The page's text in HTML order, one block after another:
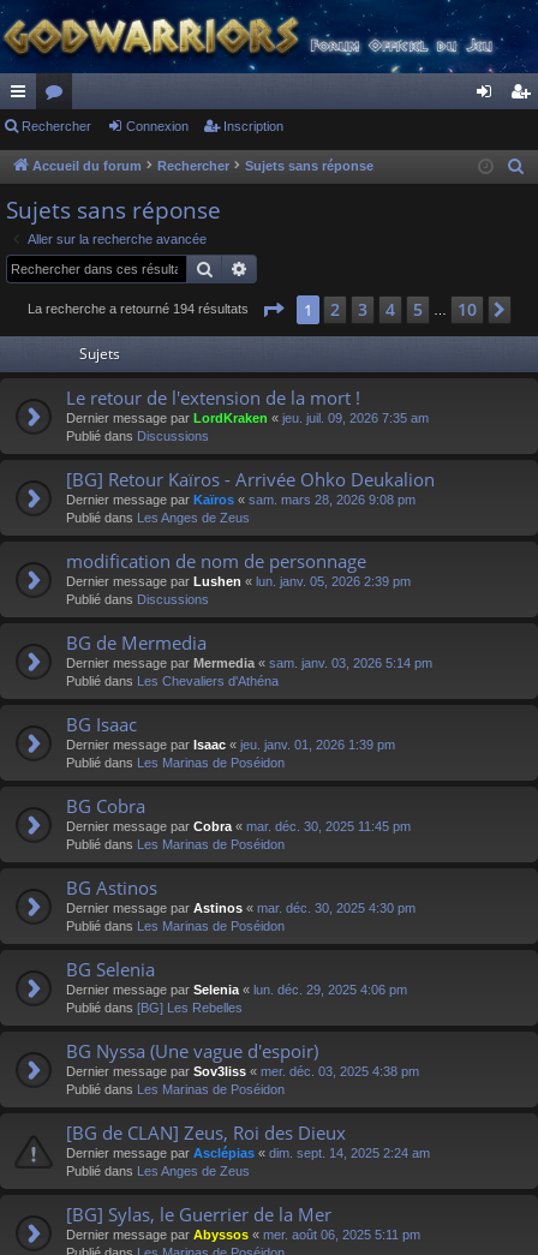
ac
co
ur
ci
s
or
u
s
ne cri
Rechercher Connexion Inscription
Accueil du forum Rechercher Sujets sans réponse
e
Sujets sans réponse
Aller sur la recherche avancée
Rechercher
La recherche a retourné 194 résultats Page 1sur 10
1 2 3 4 5 10
Sujets
Le retour de l'extension de la mort !
Dernier message par LordKraken « jeu. juil. 09, 2026 7:35 am
Publié dans Discussions
[BG] Retour Kaïros - Arrivée Ohko Deukalion
Dernier message par Kaïros « sam. mars 28, 2026 9:08 pm
Publié dans Les Anges de Zeus
modification de nom de personnage
Dernier message par Lushen « lun. janv. 05, 2026 2:39 pm
Publié dans Discussions
BG de Mermedia
Dernier message par Mermedia « sam. janv. 03, 2026 5:14 pm
Publié dans Les Chevaliers d'Athéna
BG Isaac
Dernier message par Isaac « jeu. janv. 01, 2026 1:39 pm
Publié dans Les Marinas de Poséidon
BG Cobra
Dernier message par Cobra « mar. déc. 30, 2025 11:45 pm
Publié dans Les Marinas de Poséidon
BG Astinos
Dernier message par Astinos « mar. déc. 30, 2025 4:30 pm
Publié dans Les Marinas de Poséidon
BG Selenia
Dernier message par Selenia « lun. déc. 29, 2025 4:06 pm
Publié dans [BG] Les Rebelles
BG Nyssa (Une vague d'espoir)
Dernier message par Sov3liss « mer. déc. 03, 2025 4:38 pm
Publié dans Les Marinas de Poséidon
[BG de CLAN] Zeus, Roi des Dieux
Dernier message par Asclépias « dim. sept. 14, 2025 2:24 am
Publié dans Les Anges de Zeus
[BG] Sylas, le Guerrier de la Mer
Dernier message par Abyssos « mer. août 06, 2025 5:11 pm
Publié dans Les Marinas de Poséidon